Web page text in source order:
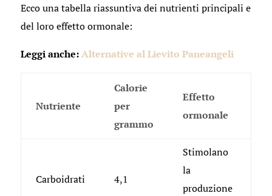
Ecco una tabella riassuntiva dei nutrienti principali e
del loro effetto ormonale:
Leggi anche:Alternative al Lievito Paneangeli
Nutriente
Calorie
per
grammo
Effetto
ormonale
Carboidrati 4,1
Stimolano
la
produzione